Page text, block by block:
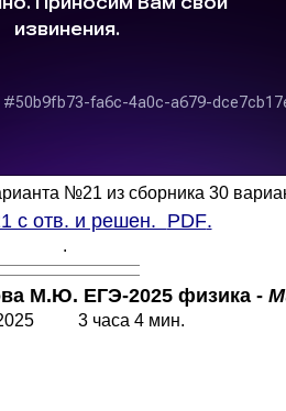
№21 из сборника 30
с отв. и решен. PDF.
.
М.Ю. ЕГЭ-2025 физика -
53 часа 4 мин.